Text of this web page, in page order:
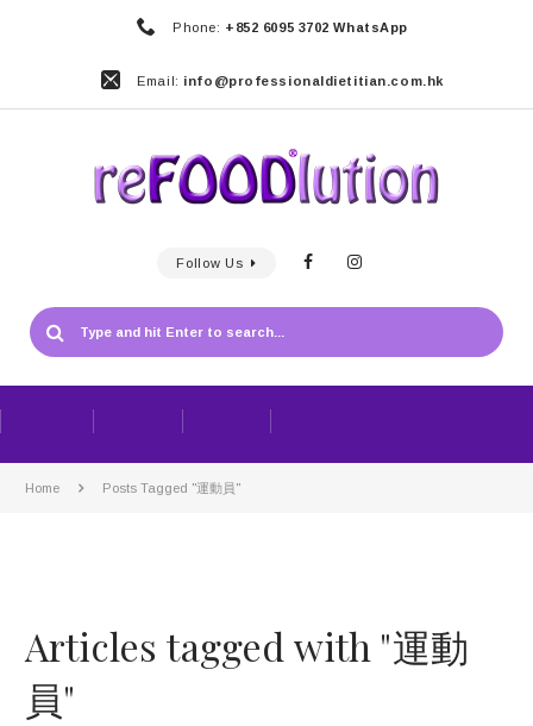
Phone: +852 6095 3702 WhatsApp
Email: info@professionaldietitian.com.hk
Follow Us
Home Posts Tagged "運動員"
Articles tagged with "運動
員"